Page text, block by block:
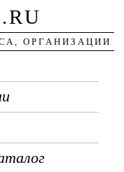
ОРГАНИЗАЦИИ